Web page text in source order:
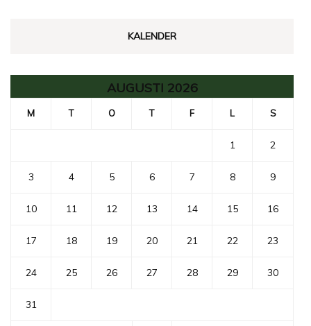
KALENDER
AUGUSTI 2026
M T O T F L S
1 2
3 4 5 6 7 8 9
10 11 12 13 14 15 16
17 18 19 20 21 22 23
24 25 26 27 28 29 30
31